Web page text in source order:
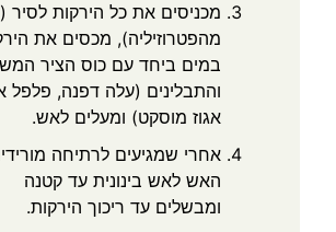
מכניסים את כל הירקות לסיר
מהפטרוזיליה), מכסים את
במים ביחד עם כוס הציר
והתבלינים (עלה דפנה, פלפל
אגוז מוסקט) ומעלים לאש.
אחרי שמגיעים לרתיחה
האש לאש בינונית עד קטנה
ומבשלים עד ריכוך הירקות.